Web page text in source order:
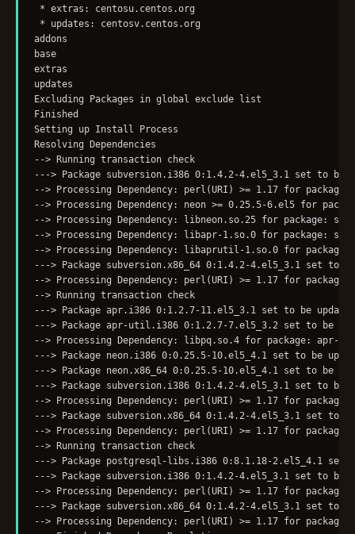
* extras: centosu.centos.org
* updates: centosv.centos.org
addons
base                                                     |
extras                                                   |
updates
Excluding Packages in global exclude list
Finished
Setting up Install Process
Resolving Dependencies
--> Running transaction check
---> Package subversion.i386 0:1.4.2-4.el5_3.1 set to be
--> Processing Dependency: perl(URI) >= 1.17 for package:
--> Processing Dependency: neon >= 0.25.5-6.el5 for
--> Processing Dependency: libneon.so.25 for package:
--> Processing Dependency: libapr-1.so.0 for package:
--> Processing Dependency: libaprutil-1.so.0 for package:
---> Package subversion.x86_64 0:1.4.2-4.el5_3.1 set to
--> Processing Dependency: perl(URI) >= 1.17 for package:
--> Running transaction check
---> Package apr.i386 0:1.2.7-11.el5_3.1 set to be updated
---> Package apr-util.i386 0:1.2.7-7.el5_3.2 set to be
--> Processing Dependency: libpq.so.4 for package: apr-
---> Package neon.i386 0:0.25.5-10.el5_4.1 set to be
---> Package neon.x86_64 0:0.25.5-10.el5_4.1 set to be
---> Package subversion.i386 0:1.4.2-4.el5_3.1 set to be
--> Processing Dependency: perl(URI) >= 1.17 for package:
---> Package subversion.x86_64 0:1.4.2-4.el5_3.1 set to
--> Processing Dependency: perl(URI) >= 1.17 for package:
--> Running transaction check
---> Package postgresql-libs.i386 0:8.1.18-2.el5_4.1 set
---> Package subversion.i386 0:1.4.2-4.el5_3.1 set to be
--> Processing Dependency: perl(URI) >= 1.17 for package:
---> Package subversion.x86_64 0:1.4.2-4.el5_3.1 set to
--> Processing Dependency: perl(URI) >= 1.17 for package: